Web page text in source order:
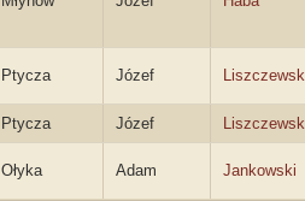
Ptycza Józef
Ptycza Józef
Ołyka Adam Jankowski